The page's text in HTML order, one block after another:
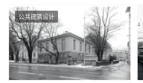
公共建筑设计